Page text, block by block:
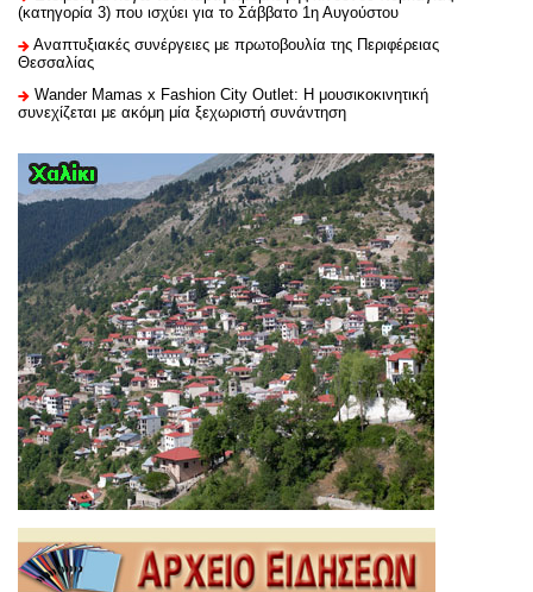
(κατηγορία 3) που ισχύει για το Σάββατο 1η Αυγούστου
Αναπτυξιακές συνέργειες με πρωτοβουλία της Περιφέρειας
Θεσσαλίας
Wander Mamas x Fashion City Outlet: Η μουσικοκινητική
συνεχίζεται με ακόμη μία ξεχωριστή συνάντηση